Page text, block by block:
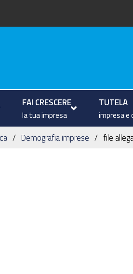
FAI CRESCERE
la tua impresa
TUTELA
impresa e
Demografia imprese file